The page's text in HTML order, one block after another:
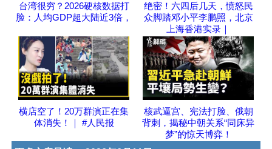
台湾很穷？2026硬核数据打
脸：人均GDP超大陆近3倍，
绝密！六四后几天，愤怒民
众脚踏邓小平李鹏照，北京
上海香港实录｜
横店空了！20万群演正在集
体消失！｜ #人民报
核武逼宫、宪法打脸、俄朝
背刺，揭秘中朝关系“同床异
梦”的惊天博弈！